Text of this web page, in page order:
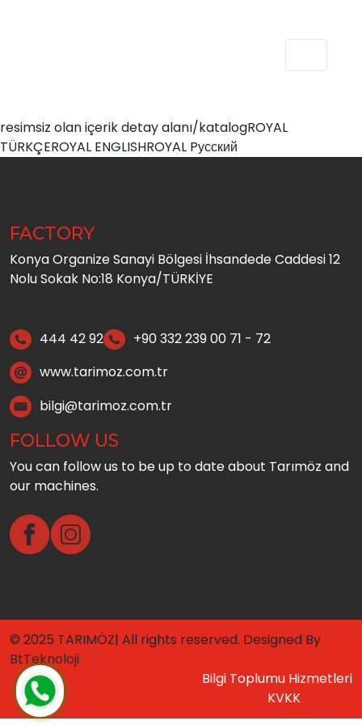
resimsiz olan içerik detay alanı/katalogROYAL
TÜRKÇEROYAL ENGLISHROYAL Pусский
FACTORY
Konya Organize Sanayi Bölgesi İhsandede Caddesi 12
Nolu Sokak No:18 Konya/TÜRKİYE
444 42 92
+90 332 239 00 71 - 72
www.tarimoz.com.tr
bilgi@tarimoz.com.tr
FOLLOW US
You can follow us to be up to date about Tarımöz and
our machines.
© 2025 TARIMÖZ| All rights reserved. Designed By
BtTeknoloji
Bilgi Toplumu Hizmetleri
KVKK